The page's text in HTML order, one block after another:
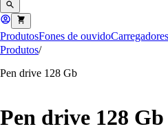
ProdutosFones de ouvido
Produtos/
Pen drive 128 Gb
Pen drive 128 Gb